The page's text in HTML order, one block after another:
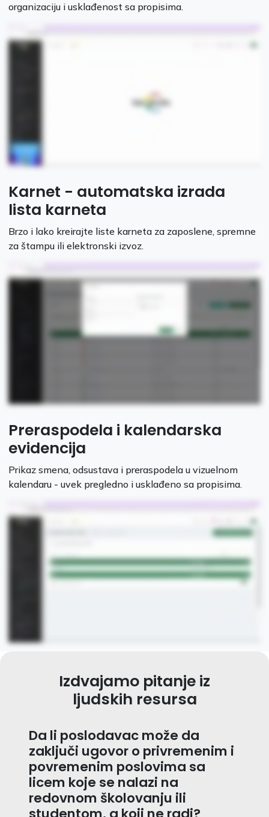
organizaciju i usklađenost sa propisima.
Karnet - automatska izrada
lista karneta
Brzo i lako kreirajte liste karneta za zaposlene, spremne
za štampu ili elektronski izvoz.
Preraspodela i kalendarska
evidencija
Prikaz smena, odsustava i preraspodela u vizuelnom
kalendaru - uvek pregledno i usklađeno sa propisima.
Izdvajamo pitanje iz
ljudskih resursa
Da li poslodavac može da
zaključi ugovor o privremenim i
povremenim poslovima sa
licem koje se nalazi na
redovnom školovanju ili